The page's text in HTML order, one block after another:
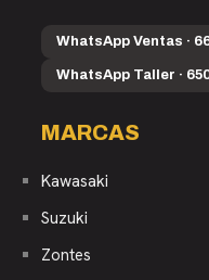
WhatsApp Ventas ·
WhatsApp Taller ·
MARCAS
Kawasaki
Suzuki
Zontes